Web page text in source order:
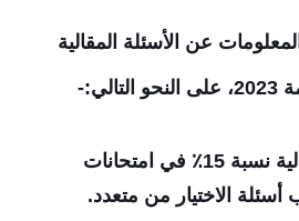
عن الأسئلة المقالية
:-
ـ تمثل الأسئلة المقالية نسبة 15٪؜ في امتحانات
أسئلة الاختيار من متعدد.